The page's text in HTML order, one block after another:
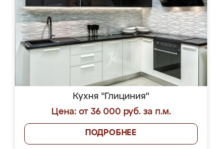
Кухня "Глициния"
Цена: от 36 000 руб. за п.м.
ПОДРОБНЕЕ